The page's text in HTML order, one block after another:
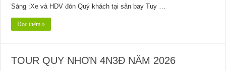
Sáng :Xe và HDV đón Quý khách tại sân bay Tuy …
Đọc thêm »
TOUR QUY NHƠN 4N3Đ NĂM 2026